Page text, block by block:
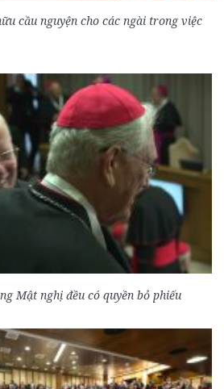
cầu nguyện cho các ngài trong việc
Mật nghị đều có quyền bỏ phiếu